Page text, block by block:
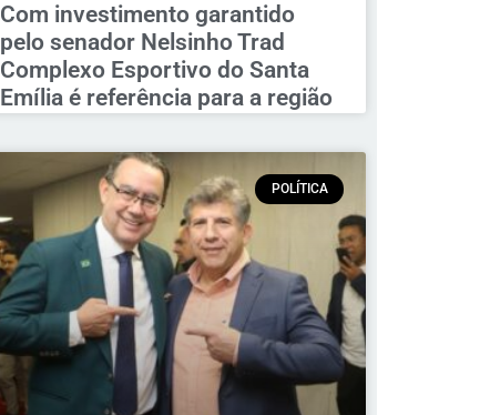
Com investimento garantido
pelo senador Nelsinho Trad
Complexo Esportivo do Santa
Emília é referência para a região
POLÍTICA